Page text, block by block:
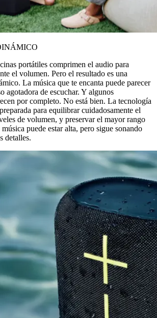
portátiles comprimen el audio para
el volumen. Pero el resultado es una
La música que te encanta puede parecer
agotadora de escuchar. Y algunos
por completo. No está bien. La tecnología
para equilibrar cuidadosamente el
de volumen, y preservar el mayor rango
puede estar alta, pero sigue sonando
detalles.